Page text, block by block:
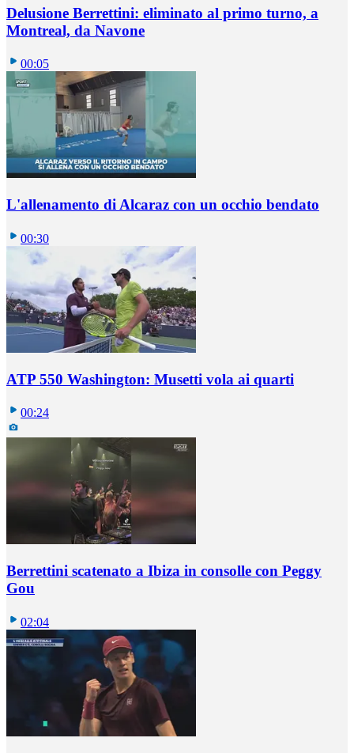
Delusione Berrettini: eliminato al primo turno, a
Montreal, da Navone
00:05
L'allenamento di Alcaraz con un occhio bendato
00:30
ATP 550 Washington: Musetti vola ai quarti
00:24
Berrettini scatenato a Ibiza in consolle con Peggy
Gou
02:04